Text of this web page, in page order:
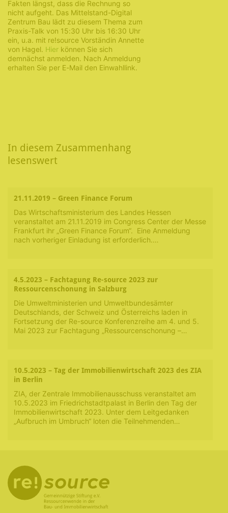
Fakten längst, dass die Rechnung so
nicht aufgeht. Das Mittelstand-Digital
Zentrum Bau lädt zu diesem Thema zum
Praxis-Talk von 15:30 Uhr bis 16:30 Uhr
ein, u.a. mit re!source Vorständin Annette
von Hagel. Hier können Sie sich
demnächst anmelden. Nach Anmeldung
erhalten Sie per E-Mail den Einwahllink.
In diesem Zusammenhang
lesenswert
21.11.2019 – Green Finance Forum
Das Wirtschaftsministerium des Landes Hessen
veranstaltet am 21.11.2019 im Congress Center der Messe
Frankfurt ihr „Green Finance Forum“. Eine Anmeldung
nach vorheriger Einladung ist erforderlich.…
4.5.2023 – Fachtagung Re-source 2023 zur
Ressourcenschonung in Salzburg
Die Umweltministerien und Umweltbundesämter
Deutschlands, der Schweiz und Österreichs laden in
Fortsetzung der Re-source Konferenzreihe am 4. und 5.
Mai 2023 zur Fachtagung „Ressourcenschonung –…
10.5.2023 – Tag der Immobilienwirtschaft 2023 des ZIA
in Berlin
ZIA, der Zentrale Immobilienausschuss veranstaltet am
10.5.2023 im Friedrichstadtpalast in Berlin den Tag der
Immobilienwirtschaft 2023. Unter dem Leitgedanken
„Aufbruch im Umbruch“ loten die Teilnehmenden…